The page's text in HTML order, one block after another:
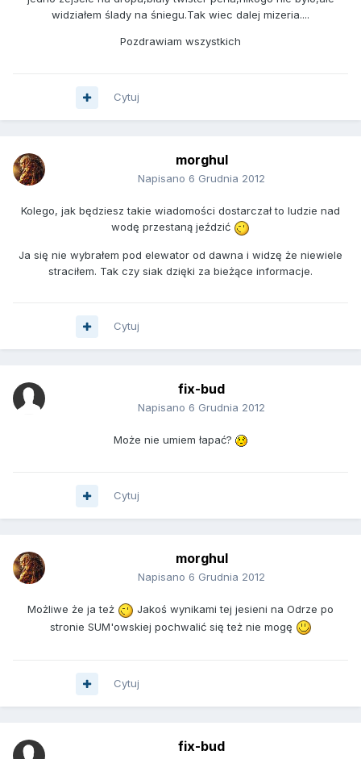
widziałem ślady na śniegu.Tak wiec dalej mizeria....
Pozdrawiam wszystkich
Cytuj
morghul
Napisano 6 Grudnia 2012
Kolego, jak będziesz takie wiadomości dostarczał to ludzie nad
wodę przestaną jeździć
Ja się nie wybrałem pod elewator od dawna i widzę że niewiele
straciłem. Tak czy siak dzięki za bieżące informacje.
Cytuj
fix-bud
Napisano 6 Grudnia 2012
Może nie umiem łapać?
Cytuj
morghul
Napisano 6 Grudnia 2012
Możliwe że ja też
Jakoś wynikami tej jesieni na Odrze po
stronie SUM'owskiej pochwalić się też nie mogę
Cytuj
fix-bud